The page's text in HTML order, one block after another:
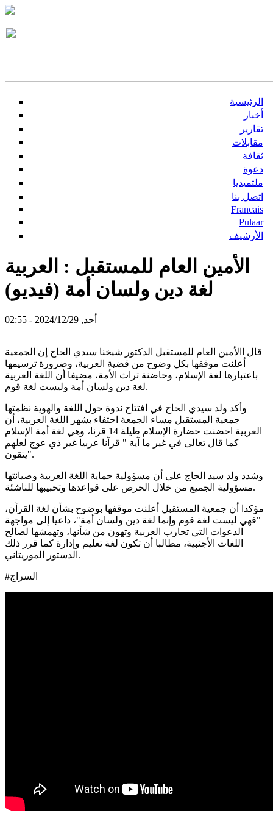
الرئيسية
أخبار
تقارير
مقابلات
ثقافة
دعوة
ملتميديا
اتصل بنا
Francais
Pulaar
الأرشيف
الأمين العام للمستقبل : العربية
لغة دين ولسان أمة (فيديو)
أحد, 2024/12/29 - 02:55
قال االأمين العام للمستقبل الدكتور شيخنا سيدي الحاج إن الجمعية
أعلنت موقفها بكل وضوح من قضية العربية، وضرورة ترسيمها
باعتبارها لغة الإسلام، وحاضنة تراث الأمة، مضيفا أن اللغة العربية
لغة دين ولسان أمة وليست لغة قوم.
وأكد ولد سيدي الحاج في افتتاح ندوة حول اللغة والهوية نظمتها
جمعية المستقبل مساء الجمعة احتفاء بشهر اللغة العربية، أن
العربية احضنت حضارة الإسلام طيلة 14 قرنا، وهي لغة أمة الإسلام
كما قال تعالى في غير ما آية " قرآنا عربيا غير ذي عوج لعلهم
يتقون".
وشدد ولد سيد الحاج على أن مسؤولية حماية اللغة العربية وصيانتها
مسؤولية الجميع من خلال الحرص على قواعدها وتحبيبها للناشئة.
مؤكدا أن جمعية المستقبل أعلنت موقفها بوضوح بشأن لغة القرآن،
"فهي ليست لغة قوم وإنما لغة دين ولسان أمة"، داعيا إلى مواجهة
الدعوات التي تحارب العربية وتهون من شأنها، وتهمشها لصالح
اللغات الأجنبية، مطالبا أن تكون لغة تعليم وإدارة كما قرر ذلك
الدستور الموريتاني.
#السراج